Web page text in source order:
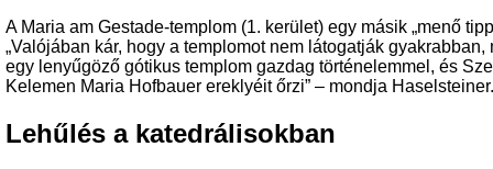
A Maria am Gestade-templom (1. kerület) egy másik „menő
„Valójában kár, hogy a templomot nem látogatják gyakrabban,
egy lenyűgöző gótikus templom gazdag történelemmel, és
Kelemen Maria Hofbauer ereklyéit őrzi” – mondja Haselsteiner.
Lehűlés a katedrálisokban